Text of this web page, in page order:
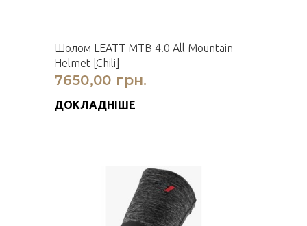
Шолом LEATT MTB 4.0 All Mountain
Helmet [Chili]
7650,00 грн.
ДОКЛАДНІШЕ